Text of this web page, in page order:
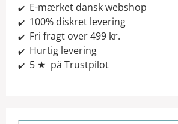
✔️E-mærket dansk webshop
✔️100% diskret levering
✔️Fri fragt over 499 kr.
✔️Hurtig levering
✔️5 ★ på Trustpilot